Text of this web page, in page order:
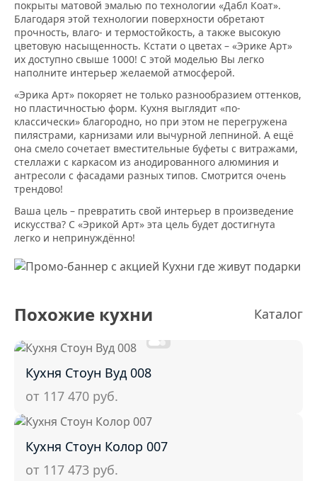
покрыты матовой эмалью по технологии «Дабл Коат».
Благодаря этой технологии поверхности обретают
прочность, влаго- и термостойкость, а также высокую
цветовую насыщенность. Кстати о цветах – «Эрике Арт»
их доступно свыше 1000! С этой моделью Вы легко
наполните интерьер желаемой атмосферой.
«Эрика Арт» покоряет не только разнообразием оттенков,
но пластичностью форм. Кухня выглядит «по-
классически» благородно, но при этом не перегружена
пилястрами, карнизами или вычурной лепниной. А ещё
она смело сочетает вместительные буфеты с витражами,
стеллажи с каркасом из анодированного алюминия и
антресоли с фасадами разных типов. Смотрится очень
трендово!
Ваша цель – превратить свой интерьер в произведение
искусства? С «Эрикой Арт» эта цель будет достигнута
легко и непринуждённо!
Похожие кухни Каталог
Кухня Стоун Вуд 008
от 117 470 руб.
Кухня Стоун Колор 007
от 117 473 руб.